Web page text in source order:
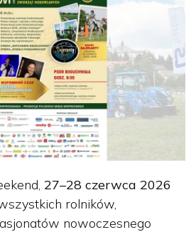
27–28 czerwca 2026
rolników,
nowoczesnego